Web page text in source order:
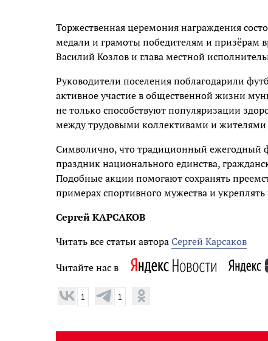
Торжественная церемония награждения
медали и грамоты победителям и призёрам
Василий Козлов и глава местной
Руководители поселения поблагодарили
активное участие в общественной жизни
не только способствуют популяризации
между трудовыми коллективами и жителями
Символично, что традиционный ежегодный
праздник национального единства,
Подобные акции помогают сохранять
примерах спортивного мужества и
Сергей КАРСАКОВ
Читать все статьи автораСергей Карсаков
Читайте нас в
1 1